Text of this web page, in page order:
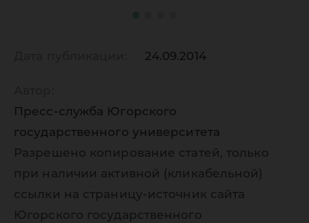
24.09.2014
Пресс-служба Югорского
государственного университета
Разрешено копирование статей, только
при наличии активной (кликабельной)
ссылки на страницу-источник сайта
Югорского государственного